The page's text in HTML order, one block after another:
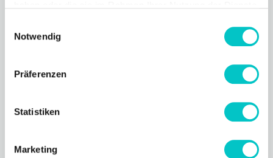
Notwendig
Präferenzen
Statistiken
Marketing